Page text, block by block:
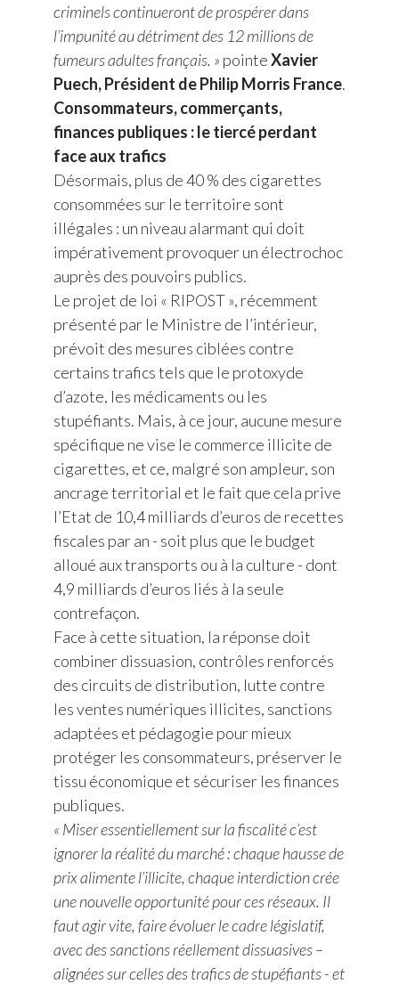
criminels continueront de prospérer dans
l’impunité au détriment des 12 millions de
fumeurs adultes français. » pointeXavier
Puech, Président de Philip Morris France.
Consommateurs, commerçants,
finances publiques : le tiercé perdant
face aux trafics
Désormais, plus de 40 % des cigarettes
consommées sur le territoire sont
illégales : un niveau alarmant qui doit
impérativement provoquer un électrochoc
auprès des pouvoirs publics.
Le projet de loi « RIPOST », récemment
présenté par le Ministre de l’intérieur,
prévoit des mesures ciblées contre
certains trafics tels que le protoxyde
d’azote, les médicaments ou les
stupéfiants. Mais, à ce jour, aucune mesure
spécifique ne vise le commerce illicite de
cigarettes, et ce, malgré son ampleur, son
ancrage territorial et le fait que cela prive
l’Etat de 10,4 milliards d’euros de recettes
fiscales par an - soit plus que le budget
alloué aux transports ou à la culture - dont
4,9 milliards d’euros liés à la seule
contrefaçon.
Face à cette situation, la réponse doit
combiner dissuasion, contrôles renforcés
des circuits de distribution, lutte contre
les ventes numériques illicites, sanctions
adaptées et pédagogie pour mieux
protéger les consommateurs, préserver le
tissu économique et sécuriser les finances
publiques.
« Miser essentiellement sur la fiscalité c’est
ignorer la réalité du marché : chaque hausse de
prix alimente l’illicite, chaque interdiction crée
une nouvelle opportunité pour ces réseaux. Il
faut agir vite, faire évoluer le cadre législatif,
avec des sanctions réellement dissuasives –
alignées sur celles des trafics de stupéfiants - et